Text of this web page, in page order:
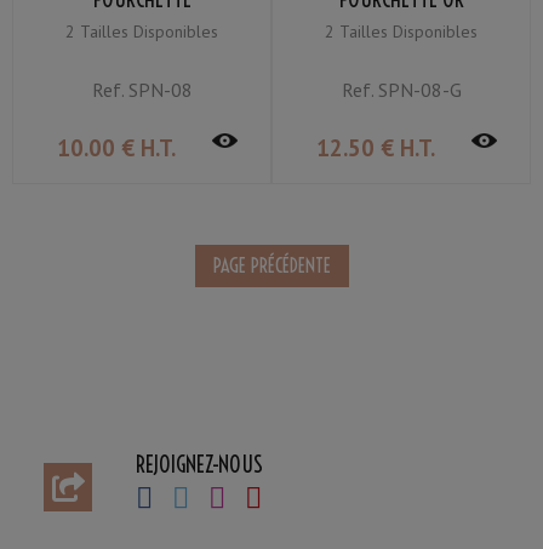
2 Tailles Disponibles
Ref.SPN-08
10.00 € H.T.
2 Tailles Disponibles
Ref.SPN-08-G
12.50 € H.T.
REJOIGNEZ-NOUS